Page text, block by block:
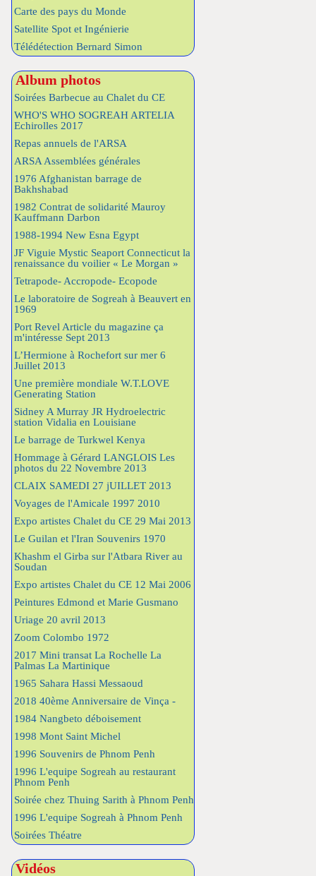
Carte des pays du Monde
Satellite Spot et Ingénierie
Télédétection Bernard Simon
Album photos
Soirées Barbecue au Chalet du CE
WHO'S WHO SOGREAH ARTELIA
Echirolles 2017
Repas annuels de l'ARSA
ARSA Assemblées générales
1976 Afghanistan barrage de
Bakhshabad
1982 Contrat de solidarité Mauroy
Kauffmann Darbon
1988-1994 New Esna Egypt
JF Viguie Mystic Seaport Connecticut la
renaissance du voilier « Le Morgan »
Tetrapode- Accropode- Ecopode
Le laboratoire de Sogreah à Beauvert en
1969
Port Revel Article du magazine ça
m'intéresse Sept 2013
L’Hermione à Rochefort sur mer 6
Juillet 2013
Une première mondiale W.T.LOVE
Generating Station
Sidney A Murray JR Hydroelectric
station Vidalia en Louisiane
Le barrage de Turkwel Kenya
Hommage à Gérard LANGLOIS Les
photos du 22 Novembre 2013
CLAIX SAMEDI 27 jUILLET 2013
Voyages de l'Amicale 1997 2010
Expo artistes Chalet du CE 29 Mai 2013
Le Guilan et l'Iran Souvenirs 1970
Khashm el Girba sur l'Atbara River au
Soudan
Expo artistes Chalet du CE 12 Mai 2006
Peintures Edmond et Marie Gusmano
Uriage 20 avril 2013
Zoom Colombo 1972
2017 Mini transat La Rochelle La
Palmas La Martinique
1965 Sahara Hassi Messaoud
2018 40ème Anniversaire de Vinça -
1984 Nangbeto déboisement
1998 Mont Saint Michel
1996 Souvenirs de Phnom Penh
1996 L'equipe Sogreah au restaurant
Phnom Penh
Soirée chez Thuing Sarith à Phnom Penh
1996 L'equipe Sogreah à Phnom Penh
Soirées Théatre
Vidéos